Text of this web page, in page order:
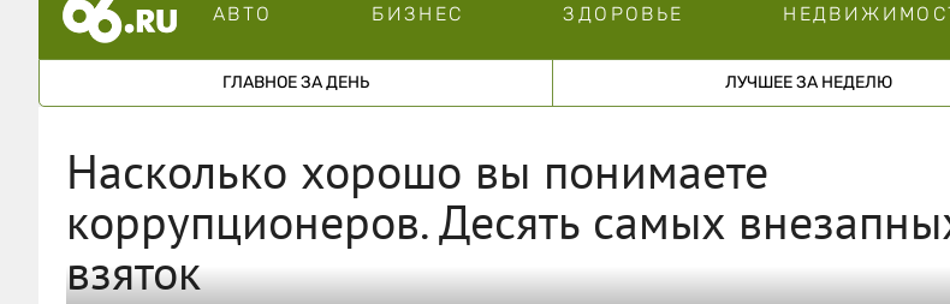
АВТО БИЗНЕС ЗДОРОВЬЕ
ГЛАВНОЕ ЗА ДЕНЬ ЛУЧШЕЕ ЗА НЕДЕЛЮ
Насколько хорошо вы понимаете
коррупционеров. Десять самых
взяток